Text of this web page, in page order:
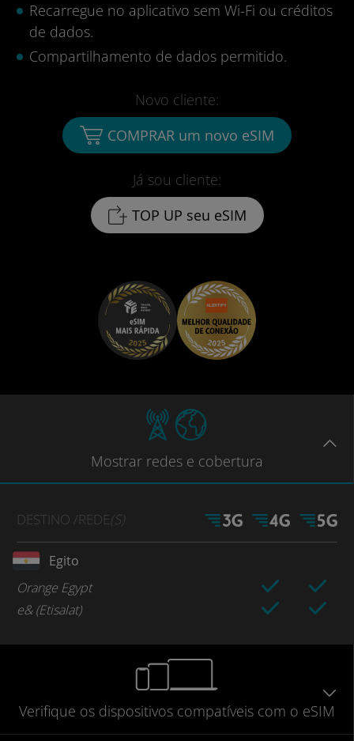
Recarregue no aplicativo sem Wi-Fi ou créditos
de dados.
Compartilhamento de dados permitido.
Já sou cliente:
TOP UP seu eSIM
Novo cliente:
COMPRAR um novo eSIM
Mostrar redes e cobertura
DESTINO /REDE(S)
Egito
Orange Egypt
e& (Etisalat)
Verifique os dispositivos compatíveis com o eSIM